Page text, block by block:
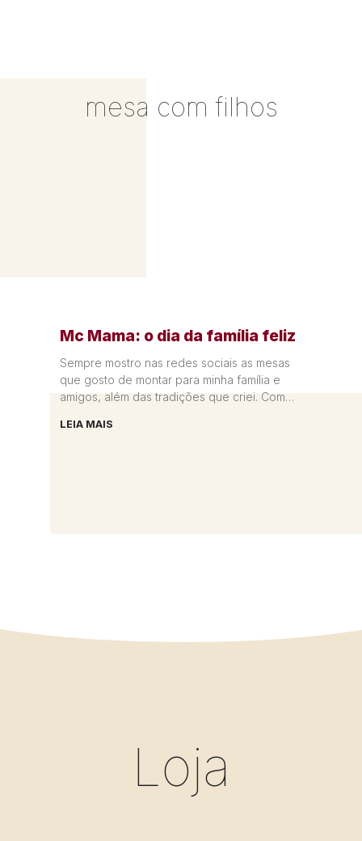
mesa com filhos
Mc Mama: o dia da família feliz
Sempre mostro nas redes sociais as mesas
que gosto de montar para minha família e
amigos, além das tradições que criei. Com
LEIA MAIS
Loja